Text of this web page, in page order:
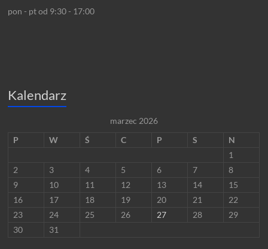
pon - pt od 9:30 - 17:00
Kalendarz
marzec 2026
P
W Ś C P S
N
1
2
3 4 5 6 7
8
9
10 11 12 13 14
15
16
17 18 19 20 21
22
23
24 25 26 27 28
29
30
31